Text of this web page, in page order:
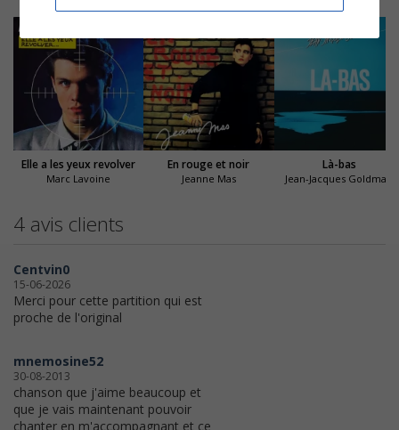
Elle a les yeux revolver
Marc Lavoine
En rouge et noir
Jeanne Mas
Là-bas
Jean-Jacques Goldman
4 avis clients
Centvin0
15-06-2026
Merci pour cette partition qui est
proche de l'original
mnemosine52
30-08-2013
chanson que j'aime beaucoup et
que je vais maintenant pouvoir
chanter en m'accompagnant et ce